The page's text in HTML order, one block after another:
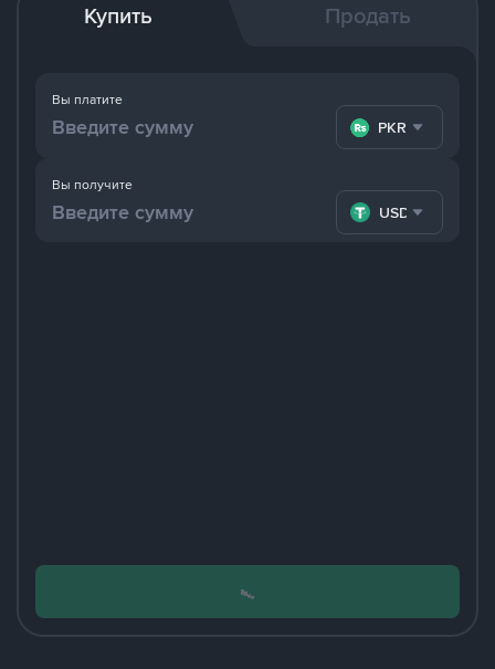
Купить Продать
Вы платите
PKR
Вы получите
USDT